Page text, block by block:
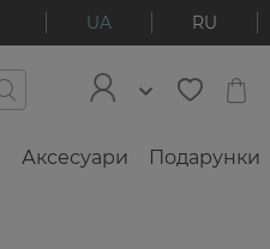
UA RU
Аксесуари Подарунки